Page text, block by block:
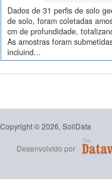
Dados de 31 perfis de solo
de solo, foram coletadas
cm de profundidade,
As amostras foram
incluind...
Copyright © 2026, SoilData
Desenvolvido por